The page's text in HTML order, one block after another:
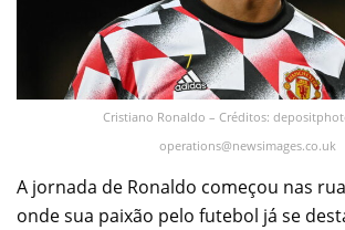
Cristiano Ronaldo – Créditos:
operations@newsimages.co.uk
A jornada de Ronaldo começou nas
onde sua paixão pelo futebol já se